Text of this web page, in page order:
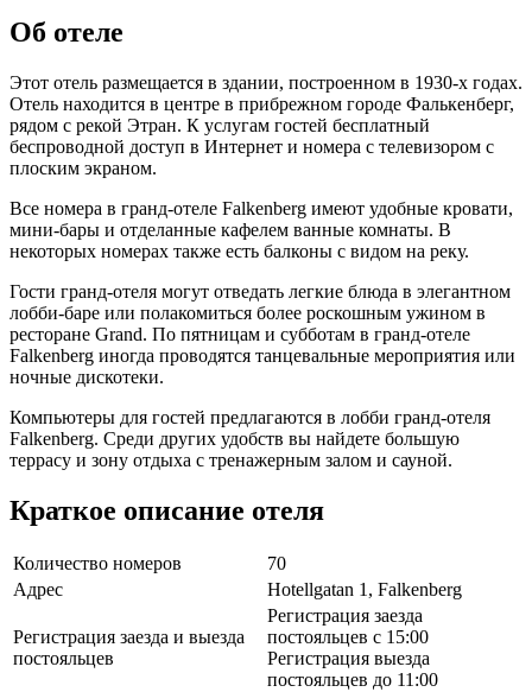
Об отеле
Этот отель размещается в здании, построенном в 1930-х годах.
Отель находится в центре в прибрежном городе Фалькенберг,
рядом с рекой Этран. К услугам гостей бесплатный
беспроводной доступ в Интернет и номера с телевизором с
плоским экраном.
Все номера в гранд-отеле Falkenberg имеют удобные кровати,
мини-бары и отделанные кафелем ванные комнаты. В
некоторых номерах также есть балконы с видом на реку.
Гости гранд-отеля могут отведать легкие блюда в элегантном
лобби-баре или полакомиться более роскошным ужином в
ресторане Grand. По пятницам и субботам в гранд-отеле
Falkenberg иногда проводятся танцевальные мероприятия или
ночные дискотеки.
Компьютеры для гостей предлагаются в лобби гранд-отеля
Falkenberg. Среди других удобств вы найдете большую
террасу и зону отдыха с тренажерным залом и сауной.
Краткое описание отеля
Количество номеров
70
Адрес
Hotellgatan 1, Falkenberg
Регистрация заезда и выезда
постояльцев
Регистрация заезда
постояльцев с 15:00
Регистрация выезда
постояльцев до 11:00